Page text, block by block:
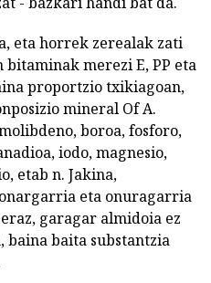
eta horrek zerealak zati
bitaminak merezi E, PP eta
proportzio txikiagoan,
mineral Of A.
boroa, fosforo,
iodo, magnesio,
etab n. Jakina,
eta onuragarria
garagar almidoia ez
baita substantzia